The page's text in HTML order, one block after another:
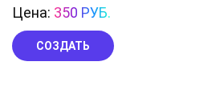
Цена: 350 РУБ.
СОЗДАТЬ